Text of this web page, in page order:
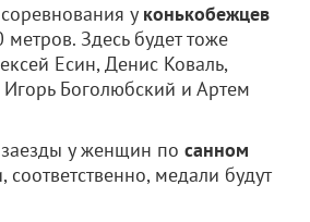
у конькобежцев
Здесь будет тоже
Есин, Денис Коваль,
Боголюбский и Артем
у женщин по санном
медали будут